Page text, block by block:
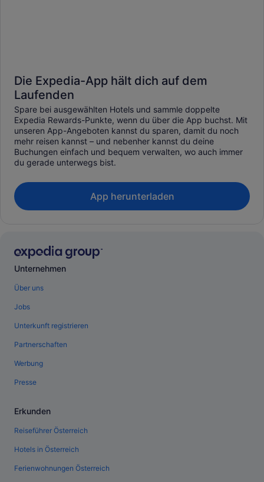
Die Expedia-App hält dich auf dem
Laufenden
Spare bei ausgewählten Hotels und sammle doppelte
Expedia Rewards-Punkte, wenn du über die App buchst. Mit
unseren App-Angeboten kannst du sparen, damit du noch
mehr reisen kannst – und nebenher kannst du deine
Buchungen einfach und bequem verwalten, wo auch immer
du gerade unterwegs bist.
App herunterladen
Unternehmen
Über uns
Jobs
Unterkunft registrieren
Partnerschaften
Werbung
Presse
Erkunden
Reiseführer Österreich
Hotels in Österreich
Ferienwohnungen Österreich